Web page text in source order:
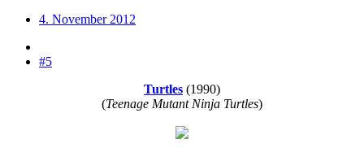
4. November 2012
#5
Turtles (1990)
(Teenage Mutant Ninja Turtles)